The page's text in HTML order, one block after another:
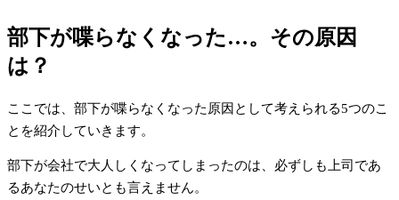
部下が喋らなくなった…。その原因
は？
ここでは、部下が喋らなくなった原因として考えられる5つのこ
とを紹介していきます。
部下が会社で大人しくなってしまったのは、必ずしも上司であ
るあなたのせいとも言えません。